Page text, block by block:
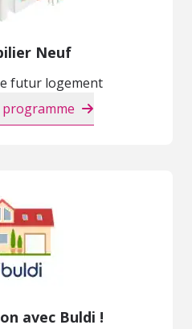
Neuf
futur logement
avec Buldi !